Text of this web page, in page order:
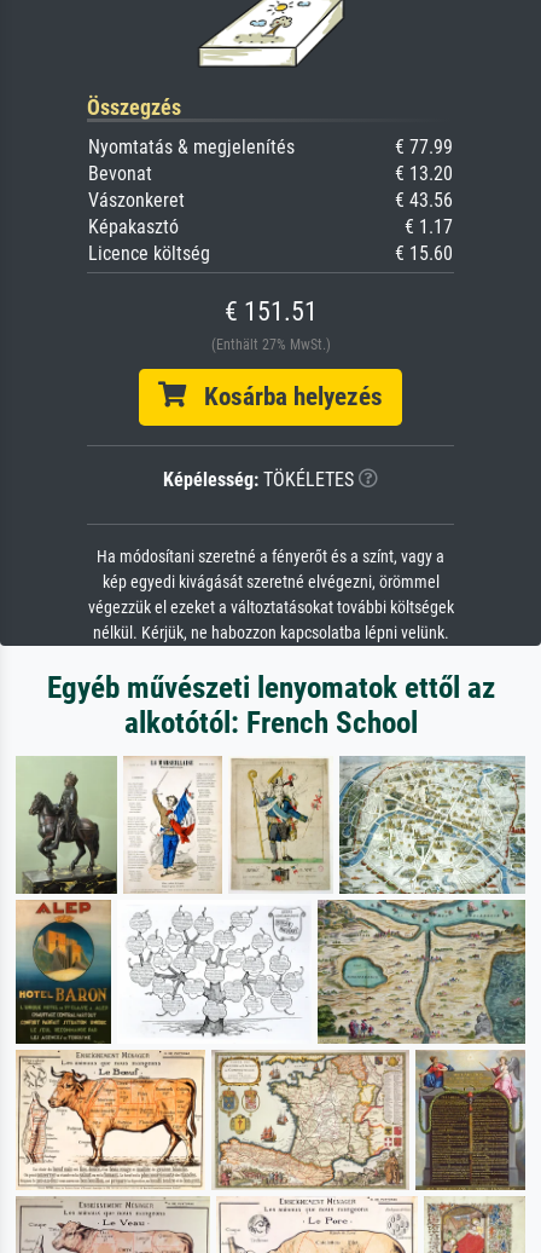
Összegzés
Nyomtatás & megjelenítés
€ 77.99
Bevonat
€ 13.20
Vászonkeret
€ 43.56
Képakasztó
€ 1.17
Licence költség
€ 15.60
€ 151.51
(Enthält 27% MwSt.)
Kosárba helyezés
Képélesség: TÖKÉLETES
Ha módosítani szeretné a fényerőt és a színt, vagy a
kép egyedi kivágását szeretné elvégezni, örömmel
végezzük el ezeket a változtatásokat további költségek
nélkül. Kérjük, ne habozzon kapcsolatba lépni velünk.
Egyéb művészeti lenyomatok ettől az
alkotótól: French School